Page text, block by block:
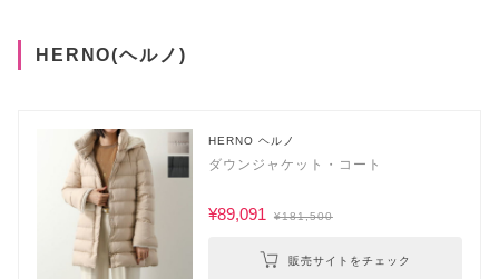
HERNO(ヘルノ)
HERNO ヘルノ
ダウンジャケット・コート
¥89,091 ¥181,500
販売サイトをチェック